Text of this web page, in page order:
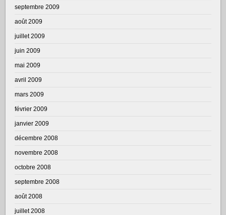
septembre 2009
août 2009
juillet 2009
juin 2009
mai 2009
avril 2009
mars 2009
février 2009
janvier 2009
décembre 2008
novembre 2008
octobre 2008
septembre 2008
août 2008
juillet 2008